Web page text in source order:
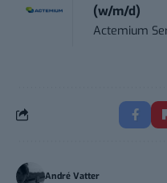
(w/m/d)
Actemium
André Vatter